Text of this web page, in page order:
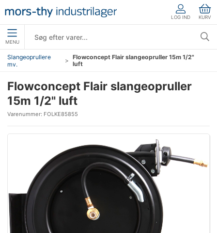
LOG IND KURV
MENU
Slangeoprullere
mv.
Flowconcept Flair slangeopruller 15m 1/2"
luft
Flowconcept Flair slangeopruller
15m 1/2" luft
Varenummer: FOLKE85855